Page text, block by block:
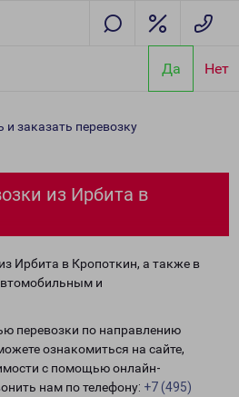
Да Нет
и заказать перевозку
из Ирбита в
Ирбита в Кропоткин, а также в
и
перевозки по направлению
ознакомиться на сайте,
с помощью онлайн-
нам по телефону: +7 (495)